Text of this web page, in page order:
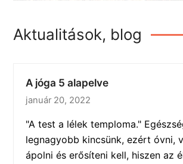
Aktualitások, blog
A jóga 5 alapelve
január 20, 2022
"A test a lélek temploma."
legnagyobb kincsünk, ezért óvni,
ápolni és erősíteni kell, hiszen az